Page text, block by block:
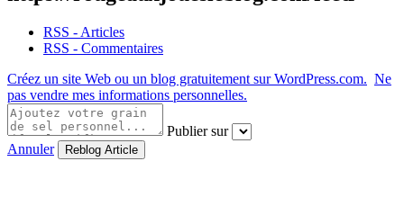
RSS - Articles
RSS - Commentaires
Créez un site Web ou un blog gratuitement sur WordPress.com. Ne
pas vendre mes informations personnelles.
Publier sur
Annuler